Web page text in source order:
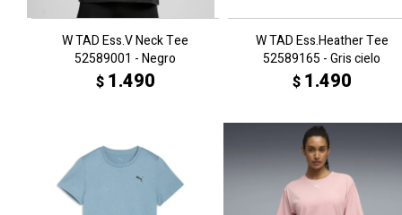
W TAD Ess.V Neck Tee
52589001 - Negro
$ 1.490
W TAD Ess.Heather Tee
52589165 - Gris cielo
$ 1.490